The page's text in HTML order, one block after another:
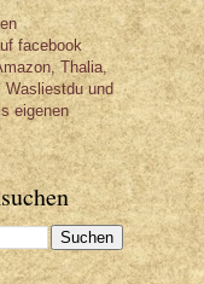
facebook
Thalia,
Wasliestdu und
eigenen